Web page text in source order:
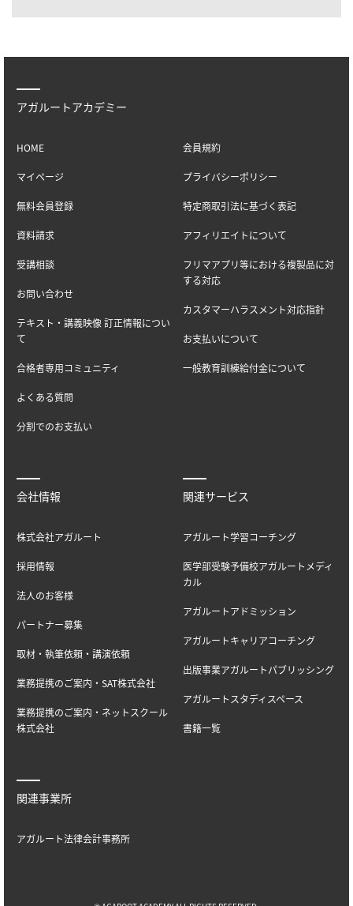
アガルートアカデミー
HOME
マイページ
無料会員登録
資料請求
受講相談
お問い合わせ
テキスト・講義映像 訂正情報につい
て
合格者専用コミュニティ
よくある質問
分割でのお支払い
会員規約
プライバシーポリシー
特定商取引法に基づく表記
アフィリエイトについて
フリマアプリ等における複製品に対
する対応
カスタマーハラスメント対応指針
お支払いについて
一般教育訓練給付金について
会社情報
株式会社アガルート
採用情報
法人のお客様
パートナー募集
取材・執筆依頼・講演依頼
業務提携のご案内・SAT株式会社
業務提携のご案内・ネットスクール
株式会社
関連サービス
アガルート学習コーチング
医学部受験予備校アガルートメディ
カル
アガルートアドミッション
アガルートキャリアコーチング
出版事業アガルートパブリッシング
アガルートスタディスペース
書籍一覧
関連事業所
アガルート法律会計事務所